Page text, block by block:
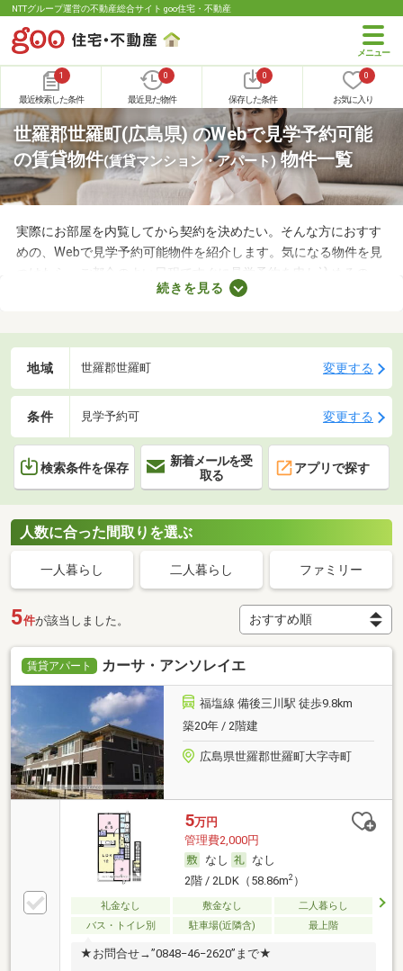
NTTグループ運営の不動産総合サイト goo住宅・不動産
1
最近検索した条件
0
最近見た物件
0
保存した条件
0
お気に入り
世羅郡世羅町(広島県) のWebで見学予約可能
の賃貸物件(賃貸マンション・アパート)物件一覧
実際にお部屋を内覧してから契約を決めたい。そんな方におすす
めの、Webで見学予約可能物件を紹介します。気になる物件を見
つけたら、ご都合のよい日程ですぐに見学予約を申し込めるの
で、お部屋探しもスムーズに進みますよ。複数のお部屋を実際に
続きを見る
地域 世羅郡世羅町 変更する
条件 見学予約可 変更する
検索条件を保存
新着メールを受
取る
アプリで探す
人数に合った間取りを選ぶ
一人暮らし 二人暮らし ファミリー
5件が該当しました。
賃貸アパート カーサ・アンソレイエ
福塩線 備後三川駅 徒歩9.8km
築20年 / 2階建
広島県世羅郡世羅町大字寺町
5万円
管理費2,000円
なし
なし
2階 / 2LDK（58.86m2）
礼金なし 敷金なし
二人暮らし
バス・トイレ別
駐車場(近隣含) 最上階
★お問合せ→”0848−46−2620”まで★